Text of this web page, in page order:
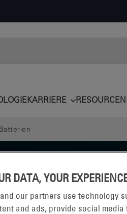
KARRIERE RESOURCEN
DATA, YOUR
our partners use technology
and ads, provide social